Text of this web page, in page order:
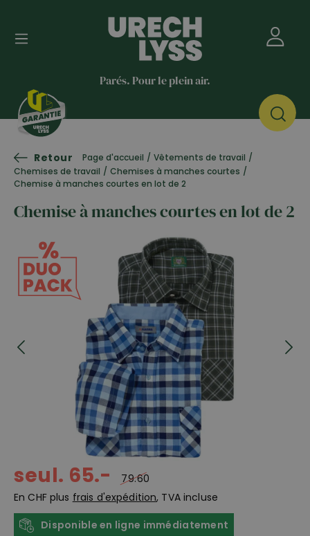
Parés. Pour le plein air.
Retour Page d'accueil / Vêtements de travail /
Chemises de travail / Chemises à manches courtes /
Chemise à manches courtes en lot de 2
Chemise à manches courtes en lot de 2
seul. 65.-
79.60
En CHF plus frais d'expédition, TVA incluse
Disponible en ligne immédiatement